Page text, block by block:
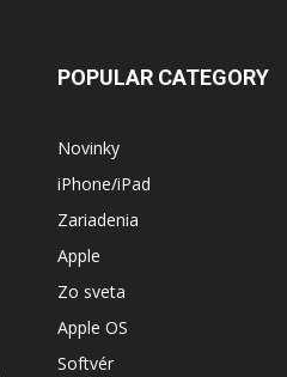
POPULAR CATEGORY
Novinky
iPhone/iPad
Zariadenia
Apple
Zo sveta
Apple OS
Softvér